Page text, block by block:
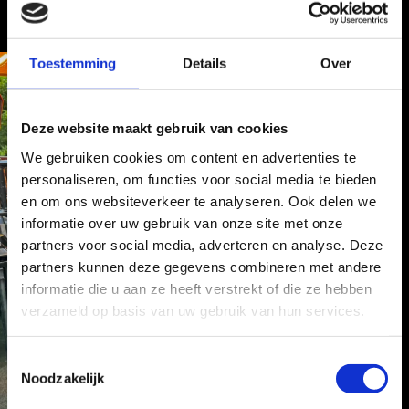
Toestemming Details Over
Deze website maakt gebruik van cookies
We gebruiken cookies om content en advertenties te
personaliseren, om functies voor social media te bieden
en om ons websiteverkeer te analyseren. Ook delen we
informatie over uw gebruik van onze site met onze
partners voor social media, adverteren en analyse. Deze
partners kunnen deze gegevens combineren met andere
informatie die u aan ze heeft verstrekt of die ze hebben
verzameld op basis van uw gebruik van hun services.
T
o
e
Noodzakelijk